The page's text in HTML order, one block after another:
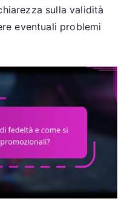
sulla validità
eventuali problemi